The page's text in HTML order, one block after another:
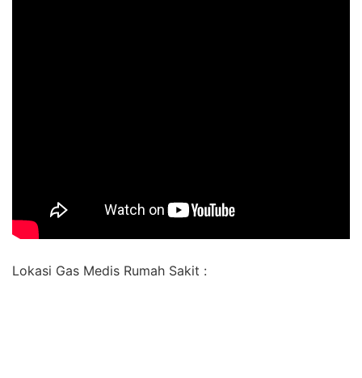
Lokasi Gas Medis Rumah Sakit :